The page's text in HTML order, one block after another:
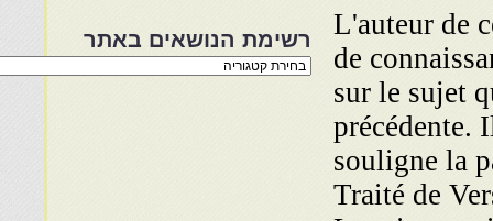
L'auteur de
de
sur le sujet
précédente.
souligne la
Traité de
רשימת הנושאים באתר
רשימת
הנושאים